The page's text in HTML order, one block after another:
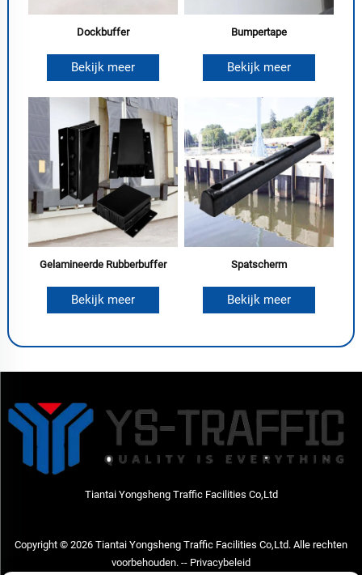
Dockbuffer
Bekijk meer
Bumpertape
Bekijk meer
Gelamineerde Rubberbuffer
Bekijk meer
Spatscherm
Bekijk meer
Tiantai Yongsheng Traffic Facilities Co,Ltd
Copyright © 2026 Tiantai Yongsheng Traffic Facilities Co,Ltd. Alle rechten
voorbehouden. -- Privacybeleid